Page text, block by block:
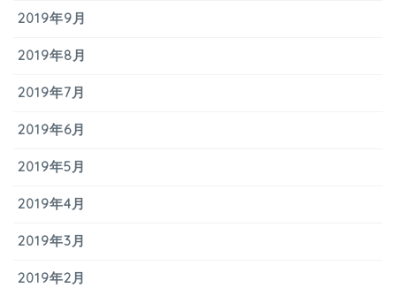
2019年9月
2019年8月
2019年7月
2019年6月
2019年5月
2019年4月
2019年3月
2019年2月